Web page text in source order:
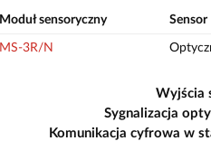
Moduł sensoryczny Sensor
MS-3R/N
Wyjścia
Sygnalizacja
Komunikacja cyfrowa w